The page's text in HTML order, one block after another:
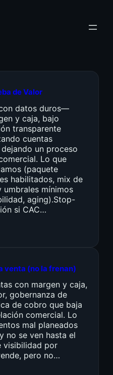
de Valor
datos duros—
y caja, bajo
transparente
cuentas
un proceso
Lo que
(paquete
habilitados, mix de
mínimos
aging).Stop-
si CAC…
venta (no la frenan)
con margen y caja,
gobernanza de
de cobro que baja
comercial. Lo
mal planeados
no se ven hasta el
visibilidad por
pero no…